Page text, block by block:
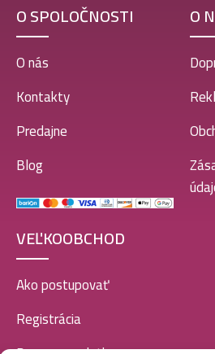
O SPOLOČNOSTI
O nás
Kontakty
Predajne
Blog
O
VEĽKOOBCHOD
Ako postupovať
Registrácia